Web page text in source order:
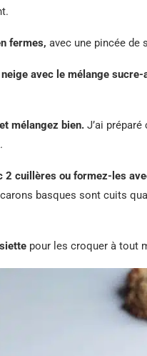
fermes, avec une pincée de
avec le mélange sucre-
mélangez bien. J’ai
cuillères ou formez-les
basques sont cuits
pour les croquer à tout